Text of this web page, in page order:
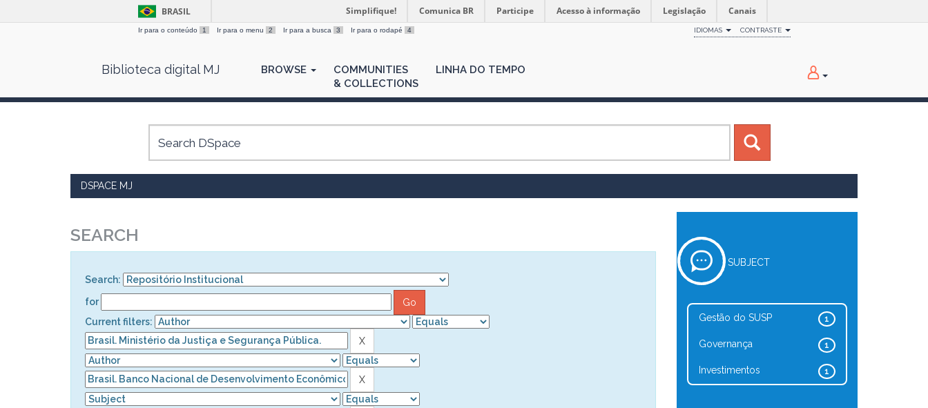
BRASIL Simplifique! Comunica BR Participe Acesso à informação Legislação Canais
Ir para o conteúdo 1 Ir para o menu 2 Ir para a busca 3 Ir para o rodapé 4 IDIOMAS CONTRASTE
Biblioteca digital MJ BROWSE
COMMUNITIES
& COLLECTIONS
LINHA DO TEMPO
DSPACE MJ
SEARCH
Search:
for
Current filters:
SUBJECT
1
Gestão do SUSP
1
Governança
1
Investimentos